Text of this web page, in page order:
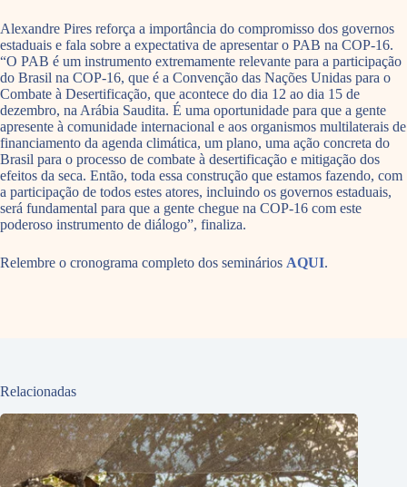
Alexandre Pires reforça a importância do compromisso dos governos
estaduais e fala sobre a expectativa de apresentar o PAB na COP-16.
“O PAB é um instrumento extremamente relevante para a participação
do Brasil na COP-16, que é a Convenção das Nações Unidas para o
Combate à Desertificação, que acontece do dia 12 ao dia 15 de
dezembro, na Arábia Saudita. É uma oportunidade para que a gente
apresente à comunidade internacional e aos organismos multilaterais de
financiamento da agenda climática, um plano, uma ação concreta do
Brasil para o processo de combate à desertificação e mitigação dos
efeitos da seca. Então, toda essa construção que estamos fazendo, com
a participação de todos estes atores, incluindo os governos estaduais,
será fundamental para que a gente chegue na COP-16 com este
poderoso instrumento de diálogo”, finaliza.
Relembre o cronograma completo dos seminários AQUI.
Relacionadas